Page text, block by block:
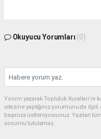
Okuyucu Yorumları (0)
Yorum yazarak Topluluk
sitesine yaptığınız yorumunuzla
başınıza üstleniyorsunuz. Yazılan
sorumlu tutulamaz.